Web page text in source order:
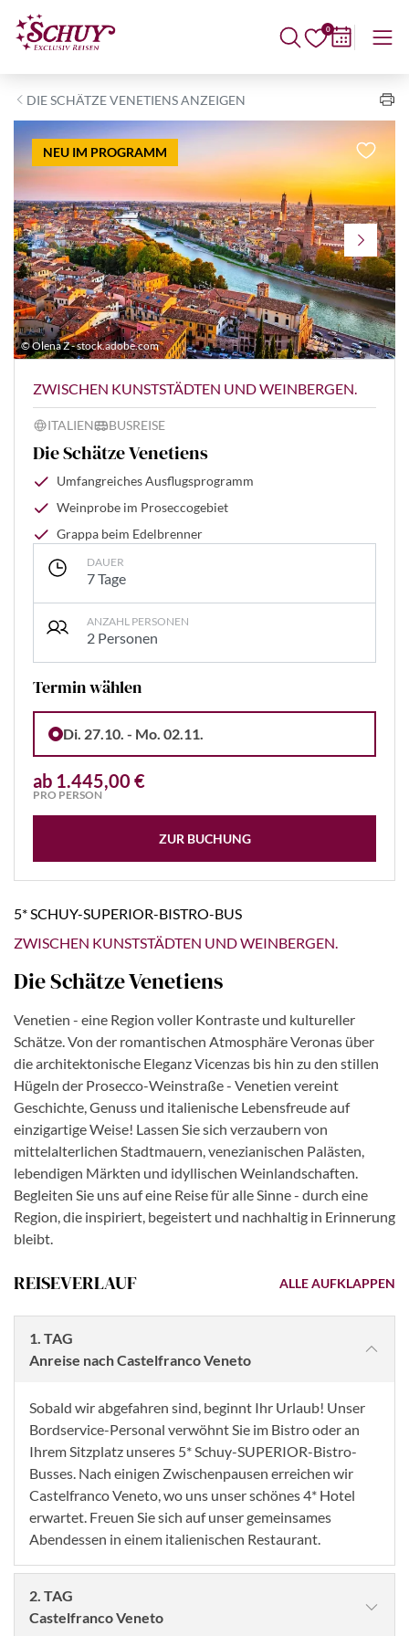
0
DIE SCHÄTZE VENETIENS ANZEIGEN
NEU IM PROGRAMM
© Olena Z - stock.adobe.com
ZWISCHEN KUNSTSTÄDTEN UND WEINBERGEN.
ITALIEN BUSREISE
Die Schätze Venetiens
Umfangreiches Ausflugsprogramm
Weinprobe im Proseccogebiet
Grappa beim Edelbrenner
DAUER
7 Tage
ANZAHL PERSONEN
2 Personen
Termin wählen
Di. 27.10. - Mo. 02.11.
ab 1.445,00 €
PRO PERSON
ZUR BUCHUNG
5* SCHUY-SUPERIOR-BISTRO-BUS
ZWISCHEN KUNSTSTÄDTEN UND WEINBERGEN.
Die Schätze Venetiens
Venetien - eine Region voller Kontraste und kultureller
Schätze. Von der romantischen Atmosphäre Veronas über
die architektonische Eleganz Vicenzas bis hin zu den stillen
Hügeln der Prosecco-Weinstraße - Venetien vereint
Geschichte, Genuss und italienische Lebensfreude auf
einzigartige Weise! Lassen Sie sich verzaubern von
mittelalterlichen Stadtmauern, venezianischen Palästen,
lebendigen Märkten und idyllischen Weinlandschaften.
Begleiten Sie uns auf eine Reise für alle Sinne - durch eine
Region, die inspiriert, begeistert und nachhaltig in Erinnerung
bleibt.
REISEVERLAUF ALLE AUFKLAPPEN
1. TAG
Anreise nach Castelfranco Veneto
Sobald wir abgefahren sind, beginnt Ihr Urlaub! Unser
Bordservice-Personal verwöhnt Sie im Bistro oder an
Ihrem Sitzplatz unseres 5* Schuy-SUPERIOR-Bistro-
Busses. Nach einigen Zwischenpausen erreichen wir
Castelfranco Veneto, wo uns unser schönes 4* Hotel
erwartet. Freuen Sie sich auf unser gemeinsames
Abendessen in einem italienischen Restaurant.
2. TAG
Castelfranco Veneto